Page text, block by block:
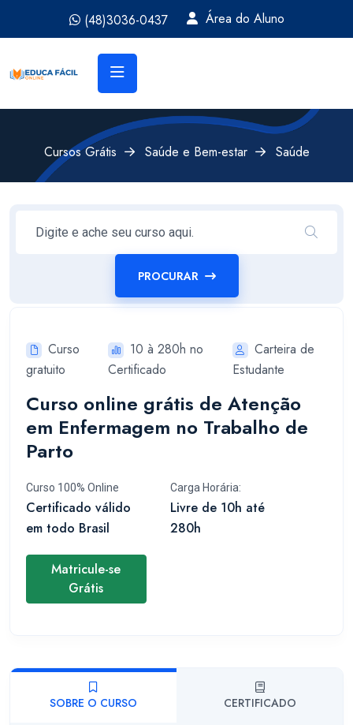
(48)3036-0437 Área do Aluno
Cursos Grátis Saúde e Bem-estar Saúde
PROCURAR
Curso
gratuito
10 à 280h no
Certificado
Carteira de
Estudante
Curso online grátis de Atenção
em Enfermagem no Trabalho de
Parto
Curso 100% Online
Certificado válido
em todo Brasil
Carga Horária:
Livre de 10h até
280h
Matricule-se
Grátis
SOBRE O CURSO CERTIFICADO